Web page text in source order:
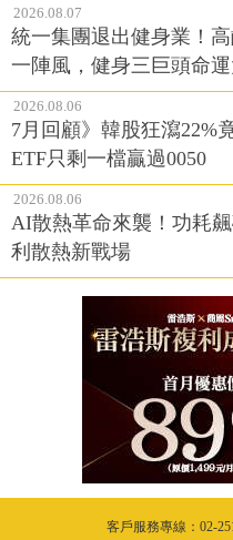
2026.08.07
統一集團退出健身業！
一陣風，健身三巨頭命運
2026.08.06
7月回顧》韓股狂瀉22%
ETF只剩一檔贏過0050
2026.08.06
AI散熱革命來襲！功耗
利散熱新戰場
客戶服務專線：02-